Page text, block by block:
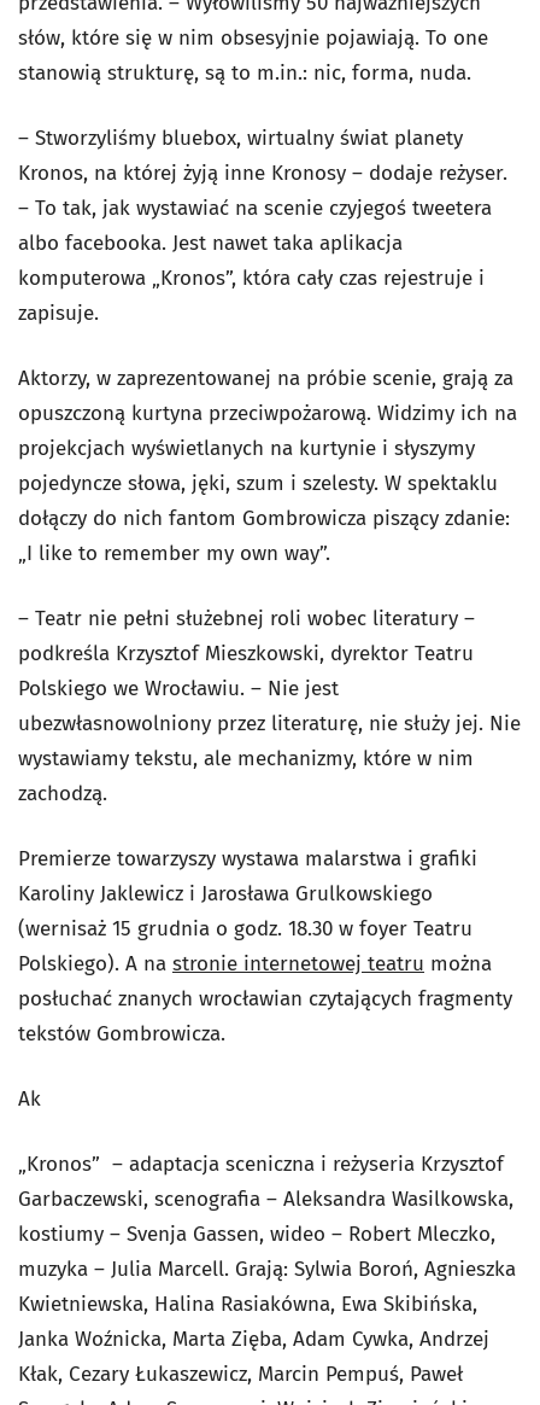
słów, które się w nim obsesyjnie pojawiają. To one
stanowią strukturę, są to m.in.: nic, forma, nuda.
– Stworzyliśmy bluebox, wirtualny świat planety
Kronos, na której żyją inne Kronosy – dodaje reżyser.
– To tak, jak wystawiać na scenie czyjegoś tweetera
albo facebooka. Jest nawet taka aplikacja
komputerowa „Kronos”, która cały czas rejestruje i
zapisuje.
Aktorzy, w zaprezentowanej na próbie scenie, grają za
opuszczoną kurtyna przeciwpożarową. Widzimy ich na
projekcjach wyświetlanych na kurtynie i słyszymy
pojedyncze słowa, jęki, szum i szelesty. W spektaklu
dołączy do nich fantom Gombrowicza piszący zdanie:
„I like to remember my own way”.
– Teatr nie pełni służebnej roli wobec literatury –
podkreśla Krzysztof Mieszkowski, dyrektor Teatru
Polskiego we Wrocławiu. – Nie jest
ubezwłasnowolniony przez literaturę, nie służy jej. Nie
wystawiamy tekstu, ale mechanizmy, które w nim
zachodzą.
Premierze towarzyszy wystawa malarstwa i grafiki
Karoliny Jaklewicz i Jarosława Grulkowskiego
(wernisaż 15 grudnia o godz. 18.30 w foyer Teatru
Polskiego). A na stronie internetowej teatru można
posłuchać znanych wrocławian czytających fragmenty
tekstów Gombrowicza.
Ak
„Kronos” – adaptacja sceniczna i reżyseria Krzysztof
Garbaczewski, scenografia – Aleksandra Wasilkowska,
kostiumy – Svenja Gassen, wideo – Robert Mleczko,
muzyka – Julia Marcell. Grają: Sylwia Boroń, Agnieszka
Kwietniewska, Halina Rasiakówna, Ewa Skibińska,
Janka Woźnicka, Marta Zięba, Adam Cywka, Andrzej
Kłak, Cezary Łukaszewicz, Marcin Pempuś, Paweł